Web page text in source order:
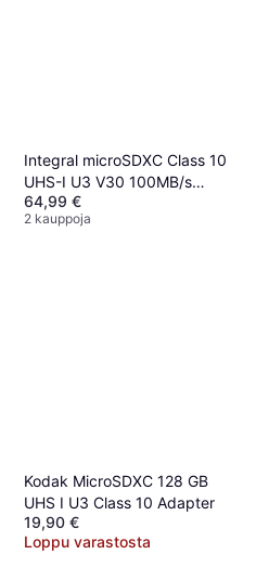
Integral microSDXC Class 10
UHS-I U3 V30 100MB/s
128GB
64,99 €
2 kauppoja
Kodak MicroSDXC 128 GB
UHS I U3 Class 10 Adapter
19,90 €
Loppu varastosta